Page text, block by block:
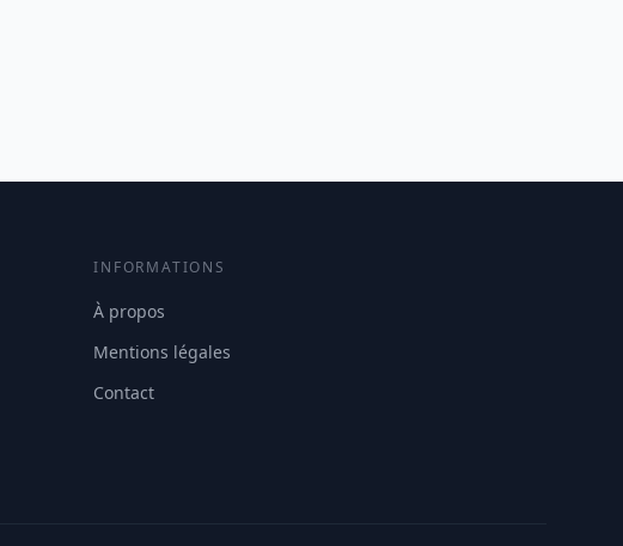
INFORMATIONS
À propos
Mentions légales
Contact